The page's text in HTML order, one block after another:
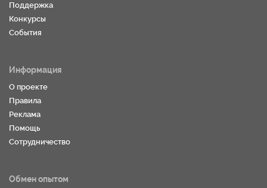
Поддержка
Конкурсы
События
Информация
О проекте
Правила
Реклама
Помощь
Сотрудничество
Обмен опытом